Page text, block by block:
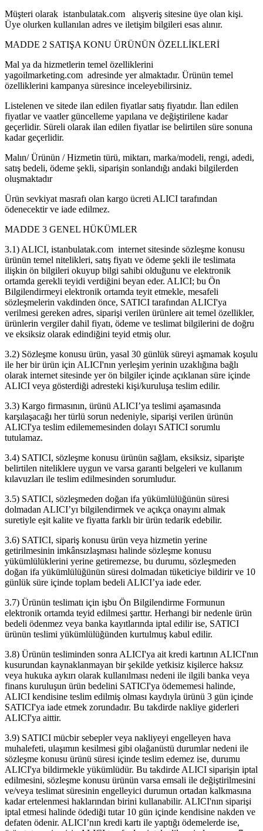
Müşteri olarak istanbulatak.com alışveriş sitesine üye olan kişi.
Üye olurken kullanılan adres ve iletişim bilgileri esas alınır.
MADDE 2 SATIŞA KONU ÜRÜNÜN ÖZELLİKLERİ
Mal ya da hizmetlerin temel özelliklerini
yagoilmarketing.com adresinde yer almaktadır. Ürünün temel
özelliklerini kampanya süresince inceleyebilirsiniz.
Listelenen ve sitede ilan edilen fiyatlar satış fiyatıdır. İlan edilen
fiyatlar ve vaatler güncelleme yapılana ve değiştirilene kadar
geçerlidir. Süreli olarak ilan edilen fiyatlar ise belirtilen süre sonuna
kadar geçerlidir.
Malın/ Ürünün / Hizmetin türü, miktarı, marka/modeli, rengi, adedi,
satış bedeli, ödeme şekli, siparişin sonlandığı andaki bilgilerden
oluşmaktadır
Ürün sevkiyat masrafı olan kargo ücreti ALICI tarafından
ödenecektir ve iade edilmez.
MADDE 3 GENEL HÜKÜMLER
3.1) ALICI, istanbulatak.com internet sitesinde sözleşme konusu
ürünün temel nitelikleri, satış fiyatı ve ödeme şekli ile teslimata
ilişkin ön bilgileri okuyup bilgi sahibi olduğunu ve elektronik
ortamda gerekli teyidi verdiğini beyan eder. ALICI; bu Ön
Bilgilendirmeyi elektronik ortamda teyit etmekle, mesafeli
sözleşmelerin vakdinden önce, SATICI tarafından ALICI'ya
verilmesi gereken adres, siparişi verilen ürünlere ait temel özellikler,
ürünlerin vergiler dahil fiyatı, ödeme ve teslimat bilgilerini de doğru
ve eksiksiz olarak edindiğini teyid etmiş olur.
3.2) Sözleşme konusu ürün, yasal 30 günlük süreyi aşmamak koşulu
ile her bir ürün için ALICI'nın yerleşim yerinin uzaklığına bağlı
olarak internet sitesinde yer ön bilgiler içinde açıklanan süre içinde
ALICI veya gösterdiği adresteki kişi/kuruluşa teslim edilir.
3.3) Kargo firmasının, ürünü ALICI’ya teslimi aşamasında
karşılaşacağı her türlü sorun nedeniyle, siparişi verilen ürünün
ALICI'ya teslim edilememesinden dolayı SATICI sorumlu
tutulamaz.
3.4) SATICI, sözleşme konusu ürünün sağlam, eksiksiz, siparişte
belirtilen niteliklere uygun ve varsa garanti belgeleri ve kullanım
kılavuzları ile teslim edilmesinden sorumludur.
3.5) SATICI, sözleşmeden doğan ifa yükümlülüğünün süresi
dolmadan ALICI’yı bilgilendirmek ve açıkça onayını almak
suretiyle eşit kalite ve fiyatta farklı bir ürün tedarik edebilir.
3.6) SATICI, sipariş konusu ürün veya hizmetin yerine
getirilmesinin imkânsızlaşması halinde sözleşme konusu
yükümlülüklerini yerine getiremezse, bu durumu, sözleşmeden
doğan ifa yükümlülüğünün süresi dolmadan tüketiciye bildirir ve 10
günlük süre içinde toplam bedeli ALICI’ya iade eder.
3.7) Ürünün teslimatı için işbu Ön Bilgilendirme Formunun
elektronik ortamda teyid edilmesi şarttır. Herhangi bir nedenle ürün
bedeli ödenmez veya banka kayıtlarında iptal edilir ise, SATICI
ürünün teslimi yükümlülüğünden kurtulmuş kabul edilir.
3.8) Ürünün tesliminden sonra ALICI'ya ait kredi kartının ALICI'nın
kusurundan kaynaklanmayan bir şekilde yetkisiz kişilerce haksız
veya hukuka aykırı olarak kullanılması nedeni ile ilgili banka veya
finans kuruluşun ürün bedelini SATICI'ya ödememesi halinde,
ALICI kendisine teslim edilmiş olması kaydıyla ürünü 3 gün içinde
SATICI'ya iade etmek zorundadır. Bu takdirde nakliye giderleri
ALICI'ya aittir.
3.9) SATICI mücbir sebepler veya nakliyeyi engelleyen hava
muhalefeti, ulaşımın kesilmesi gibi olağanüstü durumlar nedeni ile
sözleşme konusu ürünü süresi içinde teslim edemez ise, durumu
ALICI'ya bildirmekle yükümlüdür. Bu takdirde ALICI siparişin iptal
edilmesini, sözleşme konusu ürünün varsa emsali ile değiştirilmesini
ve/veya teslimat süresinin engelleyici durumun ortadan kalkmasına
kadar ertelenmesi haklarından birini kullanabilir. ALICI'nın siparişi
iptal etmesi halinde ödediği tutar 10 gün içinde kendisine nakden ve
defaten ödenir. ALICI’nın kredi kartı ile yaptığı ödemelerde ise,